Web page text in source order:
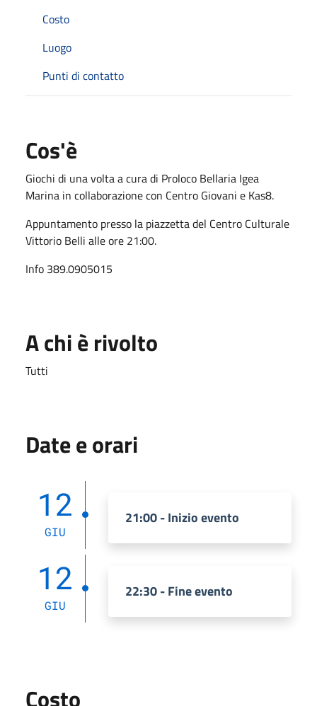
Costo
Luogo
Punti di contatto
Cos'è
Giochi di una volta a cura di Proloco Bellaria Igea
Marina in collaborazione con Centro Giovani e Kas8.
Appuntamento presso la piazzetta del Centro Culturale
Vittorio Belli alle ore 21:00.
Info 389.0905015
A chi è rivolto
Tutti
Date e orari
12
GIU
21:00 - Inizio evento
12
GIU
22:30 - Fine evento
Costo